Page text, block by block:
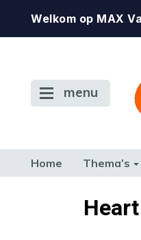
Welkom op MAX
menu
Home Thema’s
TERUG NAAR TOEN